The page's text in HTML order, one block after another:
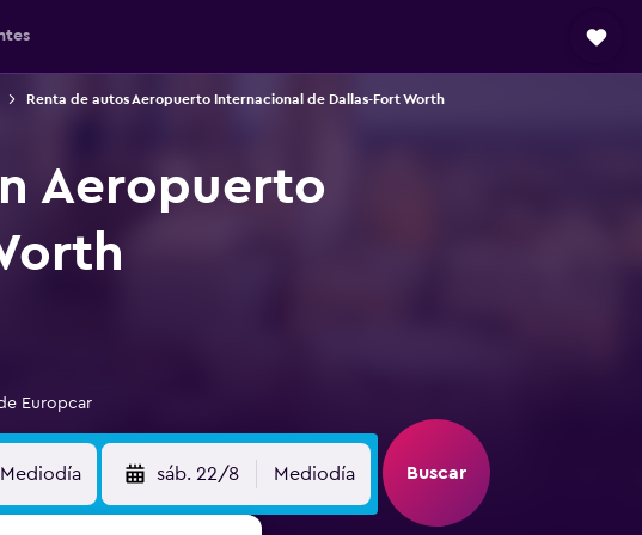
Renta de autos Aeropuerto Internacional de Dallas-Fort Worth
Aeropuerto
Europcar
Mediodía sáb. 22/8 Mediodía Buscar